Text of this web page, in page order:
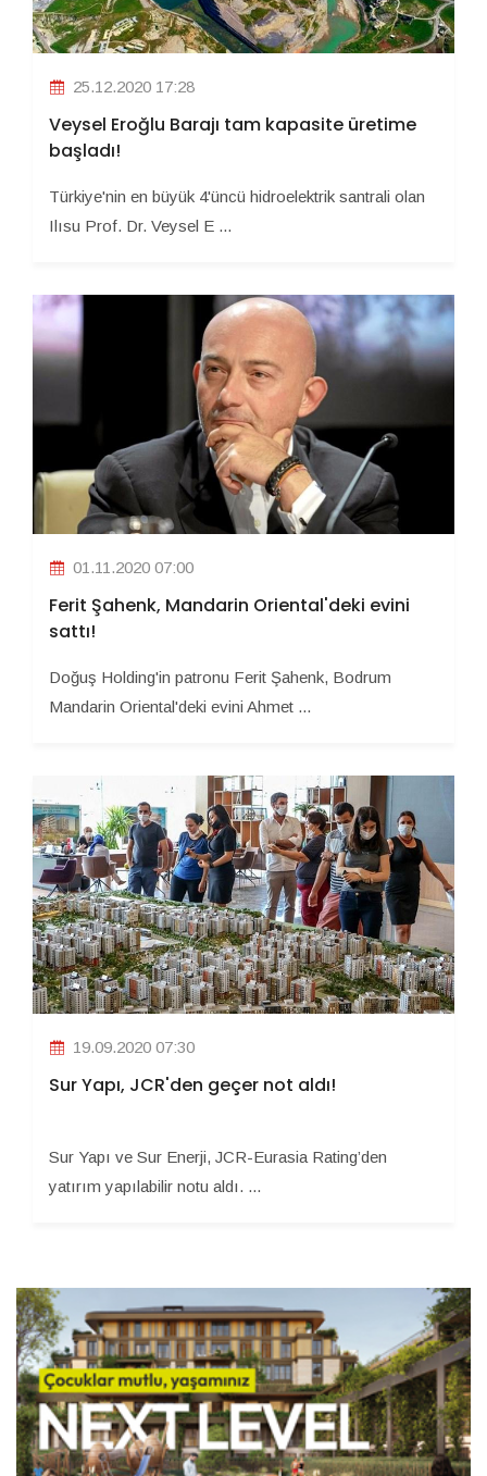
25.12.2020 17:28
Veysel Eroğlu Barajı tam kapasite üretime
başladı!
Türkiye'nin en büyük 4'üncü hidroelektrik santrali olan
Ilısu Prof. Dr. Veysel E ...
01.11.2020 07:00
Ferit Şahenk, Mandarin Oriental'deki evini
sattı!
Doğuş Holding'in patronu Ferit Şahenk, Bodrum
Mandarin Oriental'deki evini Ahmet ...
19.09.2020 07:30
Sur Yapı, JCR'den geçer not aldı!
Sur Yapı ve Sur Enerji, JCR-Eurasia Rating’den
yatırım yapılabilir notu aldı. ...